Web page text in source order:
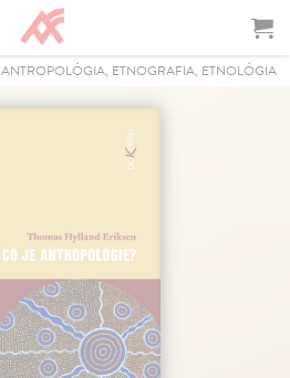
ANTROPOLÓGIA, ETNOGRAFIA, ETNOLÓGIA